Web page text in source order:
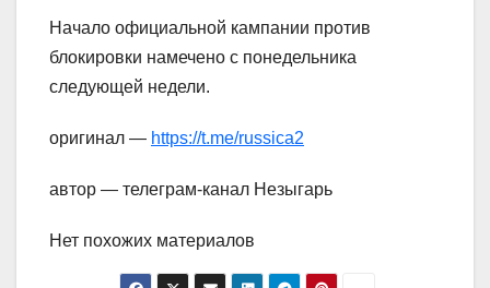
Начало официальной кампании против
блокировки намечено с понедельника
следующей недели.
оригинал — https://t.me/russica2
автор — телеграм-канал Незыгарь
Нет похожих материалов